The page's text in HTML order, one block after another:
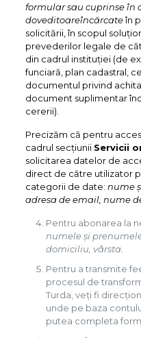
formularsau cuprinse în
doveditoareîncărcateîn
solicitării, în scopul
prevederilor legale de
din cadrul instituției (de
funciară, plan cadastral,
documentul privind
document suplimentar
cererii).
Precizăm că pentru
cadrul secțiunii Servicii
solicitarea datelor de
direct de către utilizator
categorii de date: nume
adresa de email, nume
Pentru abonarea la
numele și
domiciliu, vârsta.
Pentru a transmite
procesul de
Turda, veți fi
unde pe baza
putea completa